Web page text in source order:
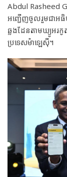
Abdul Rasheed
អញ្ជើញចូលរួមជាអធិប
ឆ្លងដែនតាមឃ្យូអរ
ប្រទេសម៉ាឡេស៊ី។